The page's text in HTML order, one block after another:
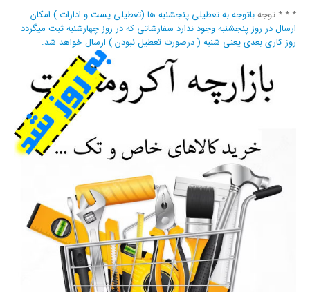
* * * توجهباتوجه به تعطیلی پنجشنبه ها (تعطیلی پست و ادارات ) امکان
ارسال در روز پنجشنبه وجود ندارد سفارشاتی که در روز چهارشنبه ثبت میگردد
روز کاری بعدی یعنی شنبه ( درصورت تعطیل نبودن ) ارسال خواهد شد.